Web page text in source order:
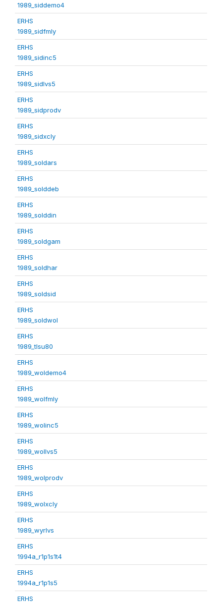
1989_siddemo4
ERHS
1989_sidfmly
ERHS
1989_sidinc5
ERHS
1989_sidlvs5
ERHS
1989_sidprodv
ERHS
1989_sidxcly
ERHS
1989_soldars
ERHS
1989_solddeb
ERHS
1989_solddin
ERHS
1989_soldgam
ERHS
1989_soldhar
ERHS
1989_soldsid
ERHS
1989_soldwol
ERHS
1989_tlsu80
ERHS
1989_woldemo4
ERHS
1989_wolfmly
ERHS
1989_wolinc5
ERHS
1989_wollvs5
ERHS
1989_wolprodv
ERHS
1989_wolxcly
ERHS
1989_wyrlvs
ERHS
1994a_r1p1s1t4
ERHS
1994a_r1p1s5
ERHS